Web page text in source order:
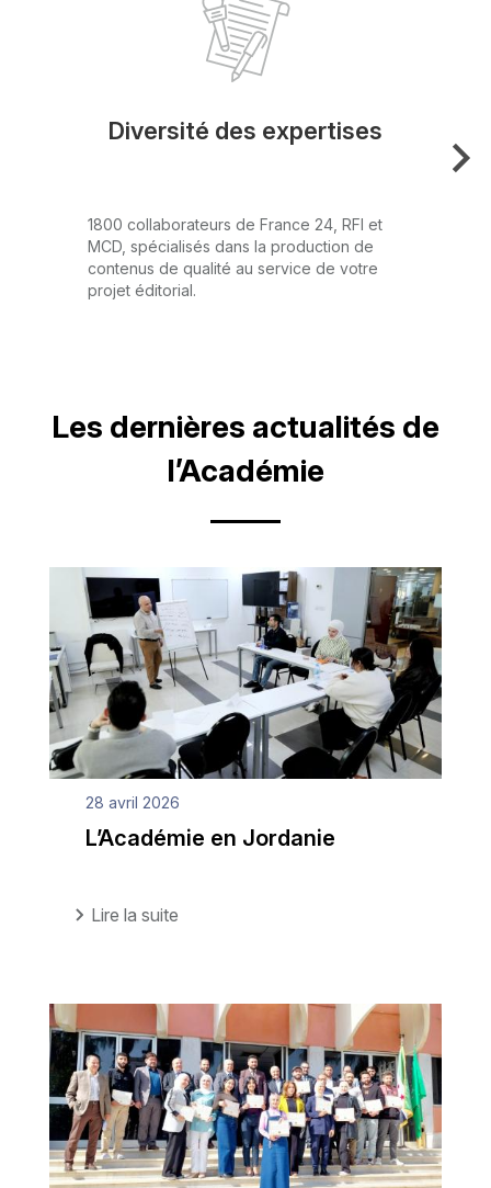
TitreDiversité des expertises
Description
1800 collaborateurs de France 24, RFI et
MCD, spécialisés dans la production de
contenus de qualité au service de votre
projet éditorial.
Titre
Les dernières actualités de
l’Académie
28 avril 2026
L’Académie en Jordanie
Lire la suite